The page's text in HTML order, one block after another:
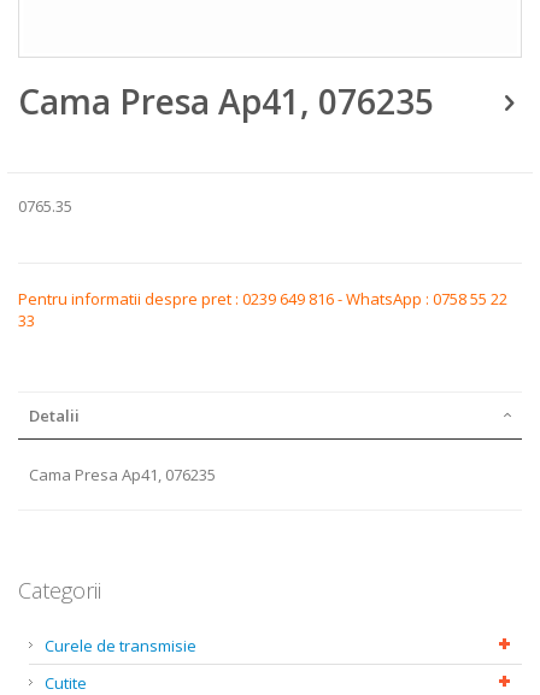
to
the
images
Cama Presa Ap41, 076235
0765.35
Pentru informatii despre pret : 0239 649 816 - WhatsApp : 0758 55 22
33
Detalii
Cama Presa Ap41, 076235
Categorii
Curele de transmisie
Cutite